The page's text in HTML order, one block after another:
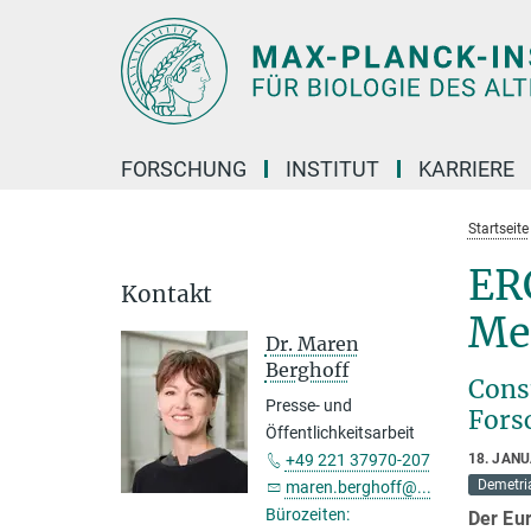
FORSCHUNG INSTITUT KARRIERE
Startseite
18.
Der
Kontakt
Dr. Maren
Berghoff
Presse- und
Öffentlichkeitsarbeit
+49 221 37970-207
maren.berghoff@...
Bürozeiten: